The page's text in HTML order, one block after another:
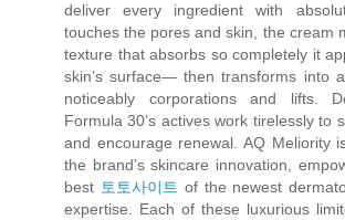
deliver every ingredient with
touches the pores and skin, the cream
texture that absorbs so completely it
skin’s surface— then transforms into
noticeably corporations and lifts.
Formula 30’s actives work tirelessly to
and encourage renewal. AQ Meliority
the brand’s skincare innovation,
best 토토사이트 of the newest
expertise. Each of these luxurious